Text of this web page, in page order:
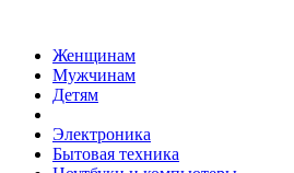
Женщинам
Мужчинам
Детям
Электроника
Бытовая техника